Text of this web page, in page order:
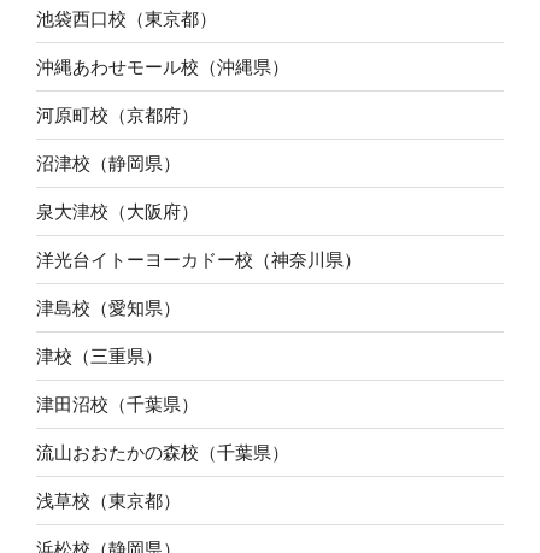
池袋西口校（東京都）
沖縄あわせモール校（沖縄県）
河原町校（京都府）
沼津校（静岡県）
泉大津校（大阪府）
洋光台イトーヨーカドー校（神奈川県）
津島校（愛知県）
津校（三重県）
津田沼校（千葉県）
流山おおたかの森校（千葉県）
浅草校（東京都）
浜松校（静岡県）